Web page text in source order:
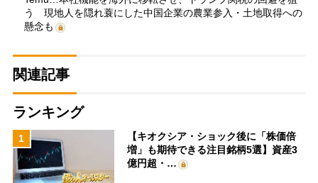
う 現地人を隠れ蓑にした中国企業の農業参入・土地取得への
懸念も
関連記事
ランキング
1
【キオクシア・ショック後に「株価倍
増」も期待できる注目銘柄5選】資産3
億円超・…